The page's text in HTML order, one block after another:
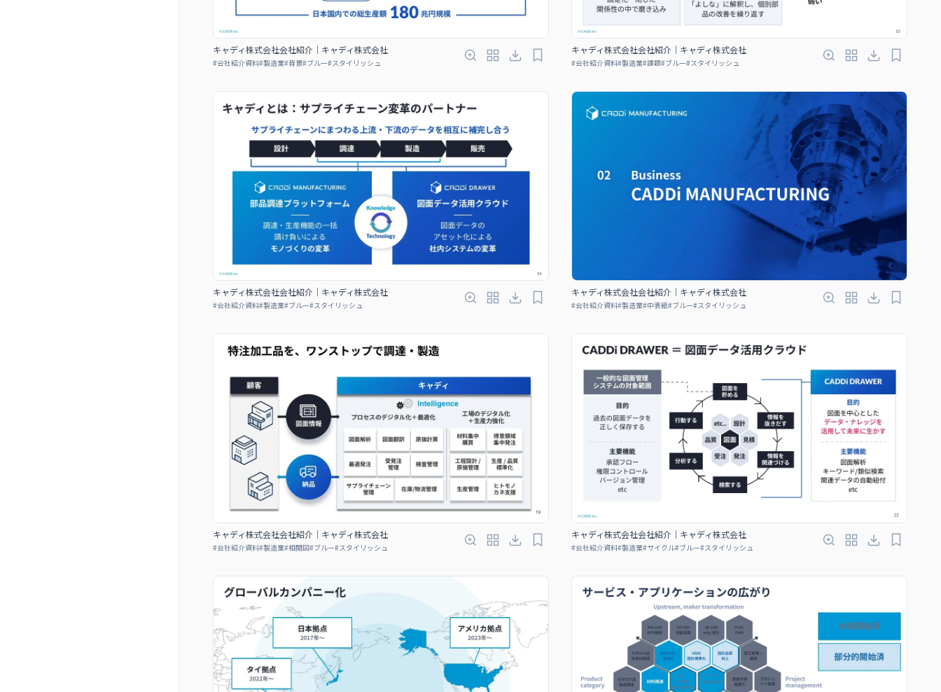
キャディ株式会社会社紹介｜キャディ株式会社
#会社紹介資料#製造業#背景#ブルー#スタイリッシュ
キャディ株式会社会社紹介｜キャディ株式会社
#会社紹介資料#製造業#課題#ブルー#スタイリッシュ
キャディ株式会社会社紹介｜キャディ株式会社
#会社紹介資料#製造業#ブルー#スタイリッシュ
キャディ株式会社会社紹介｜キャディ株式会社
#会社紹介資料#製造業#中表紙#ブルー#スタイリッシュ
キャディ株式会社会社紹介｜キャディ株式会社
#会社紹介資料#製造業#相関図#ブルー#スタイリッシュ
キャディ株式会社会社紹介｜キャディ株式会社
#会社紹介資料#製造業#サイクル#ブルー#スタイリッシュ